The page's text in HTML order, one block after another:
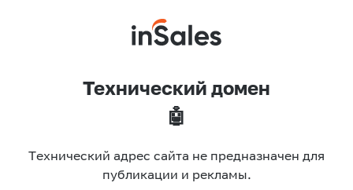
Технический домен
🤖
Технический адрес сайта не предназначен для
публикации и рекламы.